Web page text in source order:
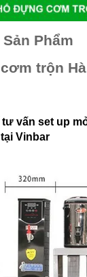
Phẩm
trộn
tư vấn set up
Vinbar